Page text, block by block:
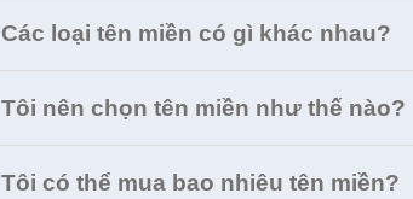
Các loại tên miền có gì khác nhau?
Tôi nên chọn tên miền như thế nào?
Tôi có thể mua bao nhiêu tên miền?